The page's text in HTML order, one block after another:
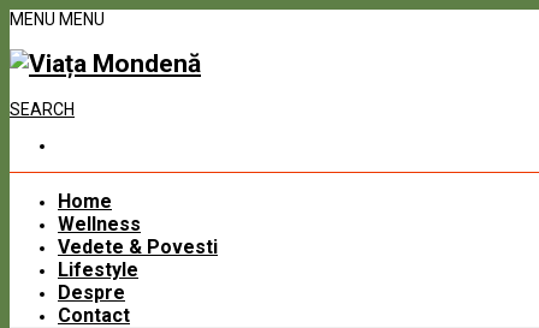
MENU MENU
SEARCH
Home
Wellness
Vedete & Povesti
Lifestyle
Despre
Contact